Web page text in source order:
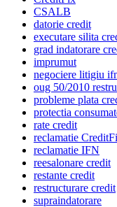
CSALB
datorie credit
executare silita
grad indatorare
imprumut
negociere litigiu
oug 50/2010
probleme plata
protectia
rate credit
reclamatie
reclamatie IFN
reesalonare credit
restante credit
restructurare credit
supraindatorare